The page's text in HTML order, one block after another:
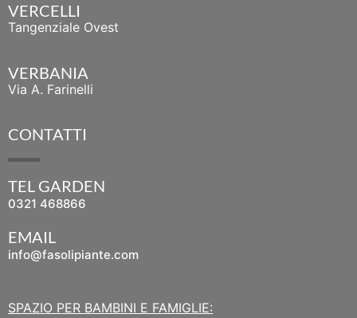
VERCELLI
Tangenziale Ovest
VERBANIA
Via A. Farinelli
CONTATTI
TEL GARDEN
0321 468866
EMAIL
info@fasolipiante.com
SPAZIO PER BAMBINI E FAMIGLIE: